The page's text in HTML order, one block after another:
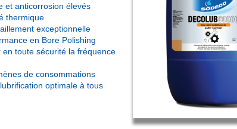
et anticorrosion élevés
thermique
exceptionnelle
en Bore Polishing
en toute sécurité la fréquence
de consommations
optimale à tous